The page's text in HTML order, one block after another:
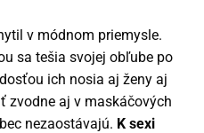
v módnom priemysle.
sa tešia svojej obľube po
ich nosia aj ženy aj
zvodne aj v maskáčových
nezaostávajú. K sexi